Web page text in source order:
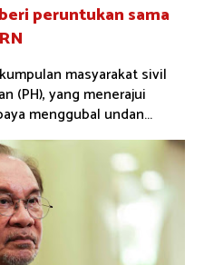
peruntukan sama
masyarakat sivil
(PH), yang menerajui
menggubal undan...